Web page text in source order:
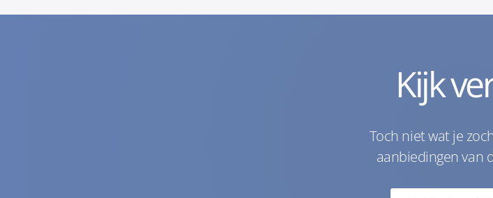
Kijk
Toch niet wat je
aanbiedingen van